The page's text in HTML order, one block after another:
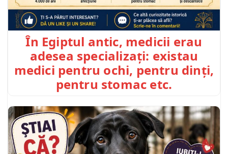
În Egiptul antic, medicii erau
adesea specializați: existau
medici pentru ochi, pentru dinți,
pentru stomac etc.